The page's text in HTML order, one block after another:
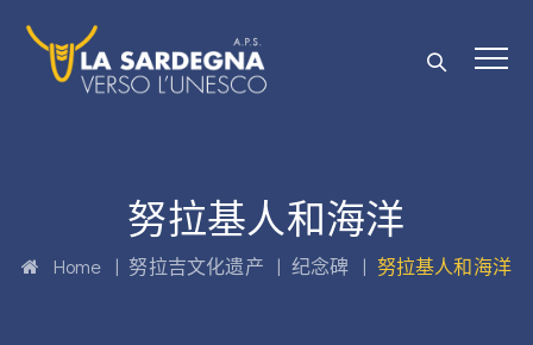
努拉基人和海洋
Home | 努拉吉文化遗产 | 纪念碑 | 努拉基人和海洋